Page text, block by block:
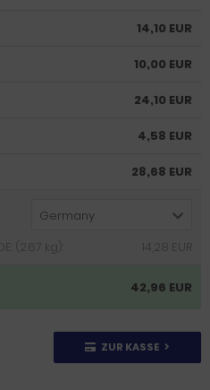
14,10 EUR
10,00 EUR
24,10 EUR
4,58 EUR
28,68 EUR
Germany
(2.67 kg):
14,28 EUR
42,96 EUR
ZUR KASSE